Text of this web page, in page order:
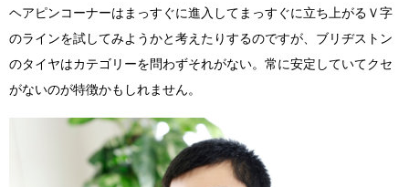
ヘアピンコーナーはまっすぐに進入してまっすぐに立ち上がるＶ字
のラインを試してみようかと考えたりするのですが、ブリヂストン
のタイヤはカテゴリーを問わずそれがない。常に安定していてクセ
がないのが特徴かもしれません。